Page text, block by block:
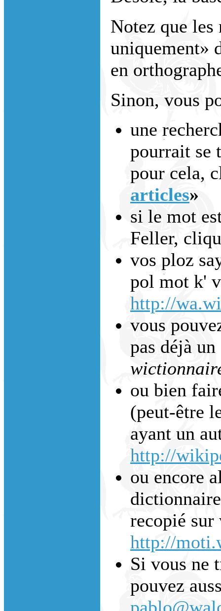
Notez que les
uniquement»
en
Sinon, vous
une
pourrait se
pour cela,
articles»
si le mot
Feller,
vos ploz
pol mot k'
http://
vous
pas déjà
ou bien
(peut-être
ayant un
http://
ou encore
recopié
http://
Si vous ne
pouvez